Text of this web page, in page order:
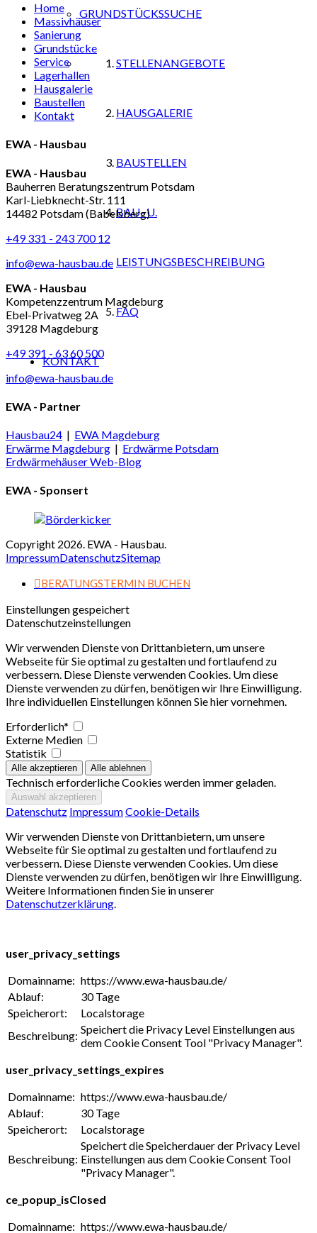
GRUNDSTÜCKSSUCHE
STELLENANGEBOTE
HAUSGALERIE
BAUSTELLEN
BAU- U.
LEISTUNGSBESCHREIBUNG
FAQ
KONTAKT
Home
Massivhäuser
Sanierung
Grundstücke
Service
Lagerhallen
Hausgalerie
Baustellen
Kontakt
EWA - Hausbau
EWA - Hausbau
Bauherren Beratungszentrum Potsdam
Karl-Liebknecht-Str. 111
14482 Potsdam (Babelsberg)
+49 331 - 243 700 12
info@ewa-hausbau.de
EWA - Hausbau
Kompetenzzentrum Magdeburg
Ebel-Privatweg 2A
39128 Magdeburg
+49 391 - 63 60 500
info@ewa-hausbau.de
EWA - Partner
Hausbau24 | EWA Magdeburg
Erwärme Magdeburg | Erdwärme Potsdam
Erdwärmehäuser Web-Blog
EWA - Sponsert
Copyright 2026. EWA - Hausbau.
ImpressumDatenschutzSitemap
BERATUNGSTERMIN BUCHEN
Einstellungen gespeichert
Datenschutzeinstellungen
Wir verwenden Dienste von Drittanbietern, um unsere
Webseite für Sie optimal zu gestalten und fortlaufend zu
verbessern. Diese Dienste verwenden Cookies. Um diese
Dienste verwenden zu dürfen, benötigen wir Ihre Einwilligung.
Ihre individuellen Einstellungen können Sie hier vornehmen.
Erforderlich*
Externe Medien
Statistik
Technisch erforderliche Cookies werden immer geladen.
Datenschutz ImpressumCookie-Details
Wir verwenden Dienste von Drittanbietern, um unsere
Webseite für Sie optimal zu gestalten und fortlaufend zu
verbessern. Diese Dienste verwenden Cookies. Um diese
Dienste verwenden zu dürfen, benötigen wir Ihre Einwilligung.
Weitere Informationen finden Sie in unserer
Datenschutzerklärung
user_privacy_settings
Domainname: https://www.ewa-hausbau.de/
Ablauf:
30 Tage
Speicherort:
Localstorage
Beschreibung: Speichert die Privacy Level Einstellungen aus
dem Cookie Consent Tool "Privacy Manager".
user_privacy_settings_expires
Domainname: https://www.ewa-hausbau.de/
Ablauf:
30 Tage
Speicherort:
Localstorage
Beschreibung:
Speichert die Speicherdauer der Privacy Level
Einstellungen aus dem Cookie Consent Tool
"Privacy Manager".
ce_popup_isClosed
Domainname: https://www.ewa-hausbau.de/